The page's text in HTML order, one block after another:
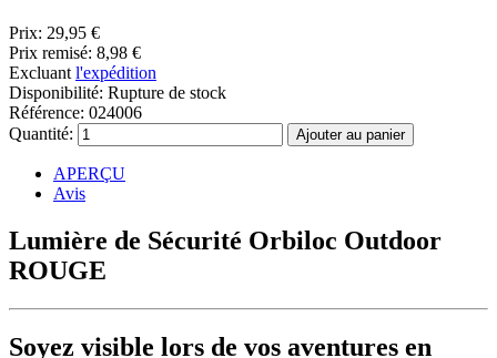
Prix: 29,95 €
Prix remisé: 8,98 €
Excluant l'expédition
Disponibilité: Rupture de stock
Référence: 024006
Quantité:
APERÇU
Avis
Lumière de Sécurité Orbiloc Outdoor
ROUGE
Soyez visible lors de vos aventures en